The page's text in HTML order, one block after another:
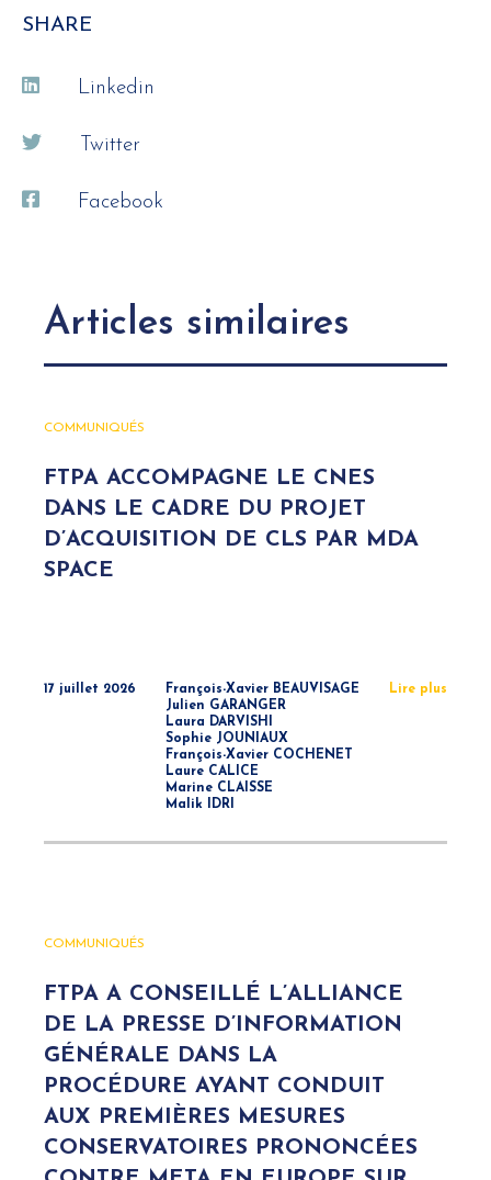
SHARE
Linkedin
Twitter
Facebook
Articles similaires
COMMUNIQUÉS
FTPA ACCOMPAGNE LE CNES
DANS LE CADRE DU PROJET
D’ACQUISITION DE CLS PAR MDA
SPACE
17 juillet 2026
François-Xavier BEAUVISAGE
Julien GARANGER
Laura DARVISHI
Sophie JOUNIAUX
François-Xavier COCHENET
Laure CALICE
Marine CLAISSE
Malik IDRI
Lire plus
COMMUNIQUÉS
FTPA A CONSEILLÉ L’ALLIANCE
DE LA PRESSE D’INFORMATION
GÉNÉRALE DANS LA
PROCÉDURE AYANT CONDUIT
AUX PREMIÈRES MESURES
CONSERVATOIRES PRONONCÉES